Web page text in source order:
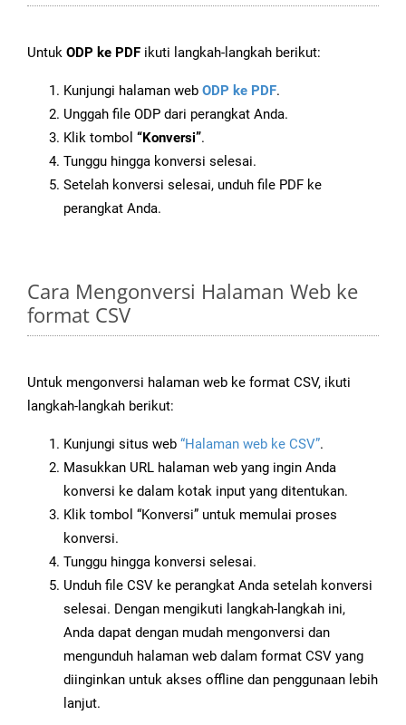
Untuk ODP ke PDF ikuti langkah-langkah berikut:
Kunjungi halaman web ODP ke PDF.
Unggah file ODP dari perangkat Anda.
Klik tombol “Konversi”.
Tunggu hingga konversi selesai.
Setelah konversi selesai, unduh file PDF ke
perangkat Anda.
Cara Mengonversi Halaman Web ke
format CSV
Untuk mengonversi halaman web ke format CSV, ikuti
langkah-langkah berikut:
Kunjungi situs web “Halaman web ke CSV”.
Masukkan URL halaman web yang ingin Anda
konversi ke dalam kotak input yang ditentukan.
Klik tombol “Konversi” untuk memulai proses
konversi.
Tunggu hingga konversi selesai.
Unduh file CSV ke perangkat Anda setelah konversi
selesai. Dengan mengikuti langkah-langkah ini,
Anda dapat dengan mudah mengonversi dan
mengunduh halaman web dalam format CSV yang
diinginkan untuk akses offline dan penggunaan lebih
lanjut.